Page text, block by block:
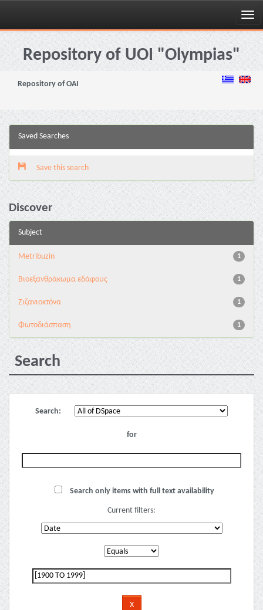
Skip
navigationRepository of UOI "Olympias"
Repository of OAI
Saved Searches
Save this search
Discover
Subject
1
Metribuzin
1
Βιοεξανθράκωμα εδάφους
1
Ζιζανιοκτόνα
1
Φωτοδιάσπαση
Search
Search:
for
Search only items with full text availability
Current filters: